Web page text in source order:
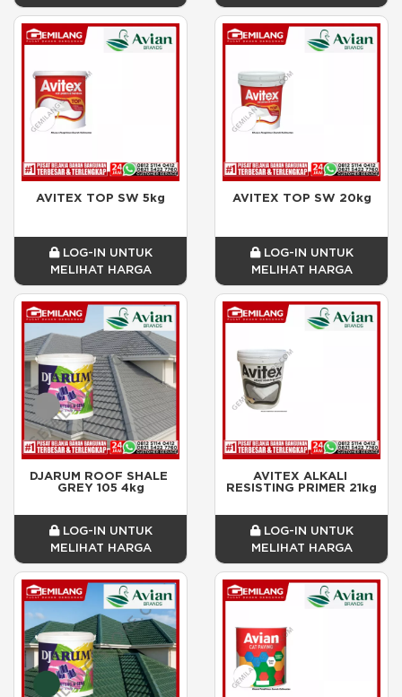
AVITEX TOP SW 5kg
LOG-IN UNTUK
MELIHAT HARGA
AVITEX TOP SW 20kg
LOG-IN UNTUK
MELIHAT HARGA
DJARUM ROOF SHALE
GREY 105 4kg
LOG-IN UNTUK
MELIHAT HARGA
AVITEX ALKALI
RESISTING PRIMER 21kg
LOG-IN UNTUK
MELIHAT HARGA